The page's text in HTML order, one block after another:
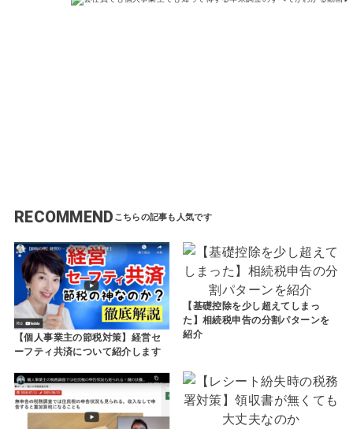
す
RECOMMEND
【個人事業主の節税対策】経営セ
ーフティ共済について紹介します
【基礎控除を少し超えてしまっ
た】相続税申告の分割パターンを
紹介